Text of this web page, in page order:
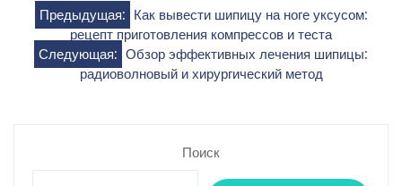
Навигация
по
записям
Предыдущая: Как вывести шипицу на ноге уксусом:
рецепт приготовления компрессов и теста
Следующая: Обзор эффективных лечения шипицы:
радиоволновый и хирургический метод
Поиск